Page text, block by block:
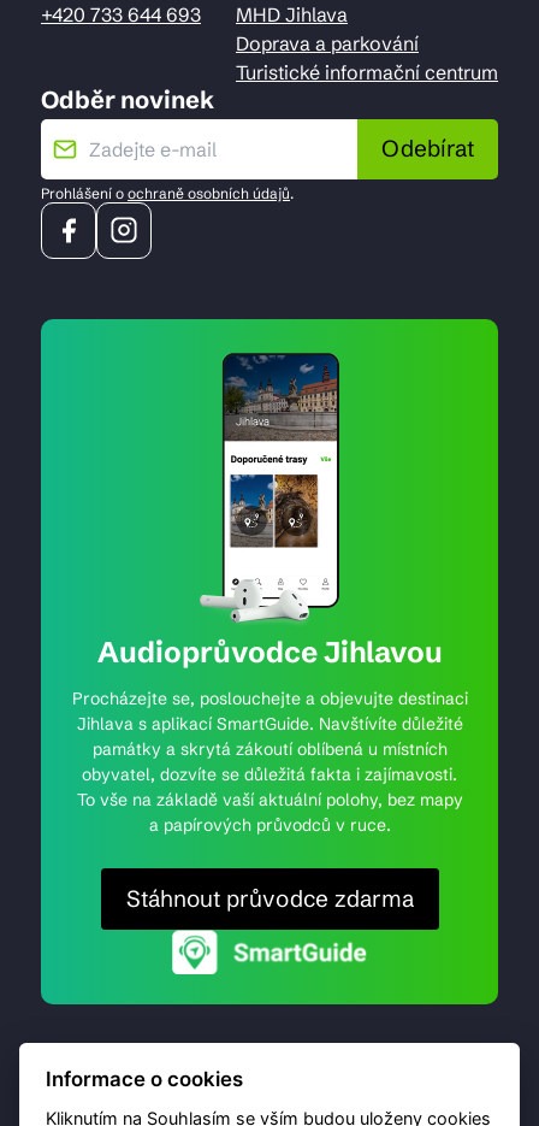
+420 733 644 693
MHD Jihlava
Doprava a parkování
Turistické informační centrum
Odběr novinek
Odebírat
Prohlášení o ochraně osobních údajů.
Audioprůvodce Jihlavou
Procházejte se, poslouchejte a objevujte destinaci
Jihlava s aplikací SmartGuide. Navštívíte důležité
památky a skrytá zákoutí oblíbená u místních
obyvatel, dozvíte se důležitá fakta i zajímavosti.
To vše na základě vaší aktuální polohy, bez mapy
a papírových průvodců v ruce.
Stáhnout průvodce zdarma
Informace o cookies
Kliknutím na Souhlasím se vším budou uloženy cookies